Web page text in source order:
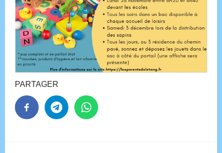
PARTAGER